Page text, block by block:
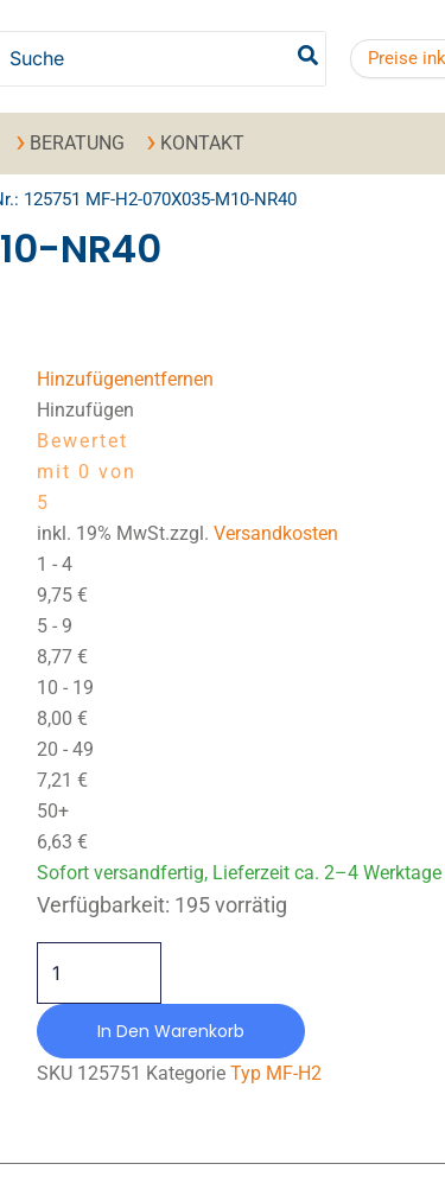
Preise
BERATUNG KONTAKT
125751 MF-H2-070X035-M10-NR40
NR40
Hinzufügenentfernen
Hinzufügen
Bewertet
mit 0 von
5
inkl. 19% MwSt.zzgl. Versandkosten
1 - 4
9,75 €
5 - 9
8,77 €
10 - 19
8,00 €
20 - 49
7,21 €
50+
6,63 €
Sofort versandfertig, Lieferzeit ca. 2–4 Werktage
Verfügbarkeit: 195 vorrätig
MF-H2-070X035-M10-NR40 Menge
In Den Warenkorb
SKU 125751 Kategorie Typ MF-H2